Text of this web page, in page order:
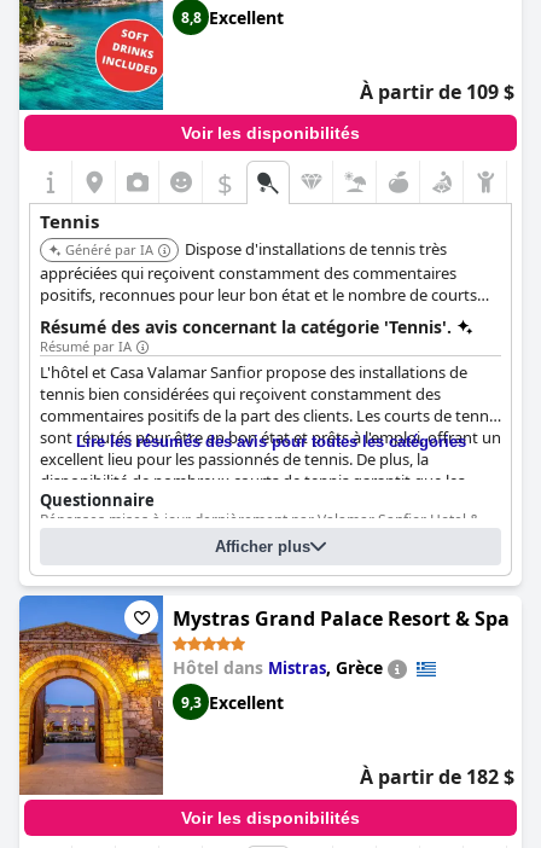
8,8 Excellent
À partir de 109 $
Voir les disponibilités
$
Tennis
Généré par IA
Dispose d'installations de tennis très
appréciées qui reçoivent constamment des commentaires
positifs, reconnues pour leur bon état et le nombre de courts
disponibles, offrant ainsi aux clients de nombreuses occasions
de jouer.
Résumé des avis concernant la catégorie 'Tennis'.
Résumé par IA
L'hôtel et Casa Valamar Sanfior propose des installations de
tennis bien considérées qui reçoivent constamment des
commentaires positifs de la part des clients. Les courts de tennis
sont réputés pour être en bon état et prêts à l'emploi, offrant un
excellent lieu pour les passionnés de tennis. De plus, la
disponibilité de nombreux courts de tennis garantit que les
clients ont rarement à attendre pour jouer. Pour ceux qui
s'intéressent à d'autres sports de raquette, le tennis de table est
également disponible, ce qui ajoute à la variété des options de
loisirs. Dans l'ensemble, les équipements de tennis sont un
atout majeur, contribuant à l'attrait général de l'hôtel.
Lire les résumés des avis pour toutes les catégories
Questionnaire
Réponses mises à jour dernièrement par Valamar Sanfior Hotel &
Nombre de courts de tennis 14
Nombre de courts de tennis éclairés
Court(s) de tennis :
Argile (Agrégat minéral non lié). Nombre de court :
Afficher plus
Mystras Grand Palace Resort & Spa
Hôtel dans Mistras, Grèce
9,3 Excellent
À partir de 182 $
Voir les disponibilités